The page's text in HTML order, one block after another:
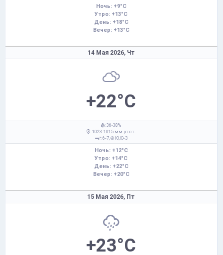
Ночь: +9°C
Утро: +13°C
День: +18°C
Вечер: +13°C
14 Мая 2026, Чт
+22°C
: 36-38%
: 1023-1015 мм рт.ст.
: 6-7,
Ю,Ю-З
Ночь: +12°C
Утро: +14°C
День: +22°C
Вечер: +20°C
15 Мая 2026, Пт
+23°C